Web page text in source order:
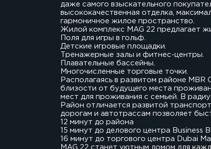
даже самого взыскательного
высококачественная отделка,
гармоничное жилое пространство.
Жилой комплекс MAG 22 предлагает
Поля для игры в гольф.
Детские игровые площадки.
Тренажерные залы и фитнес-центры.
Плавательные бассейны.
Многочисленные торговые точки.
Располагаясь в развитом районе
близости от будущего места
мест для проживания с семьей. В
Район отличается развитой
дорогам и автотрассам позволяет
12 минут до района
15 минут до делового центра Business
16 минут до торгового центра Dubai
MAG 22 станет уютным домом для